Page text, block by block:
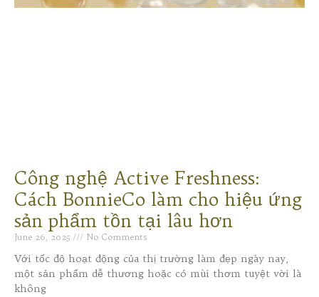
Công nghệ Active Freshness:
Cách BonnieCo làm cho hiệu ứng
sản phẩm tồn tại lâu hơn
June 26, 2025 No Comments
Với tốc độ hoạt động của thị trường làm đẹp ngày nay,
một sản phẩm dễ thương hoặc có mùi thơm tuyệt vời là
không